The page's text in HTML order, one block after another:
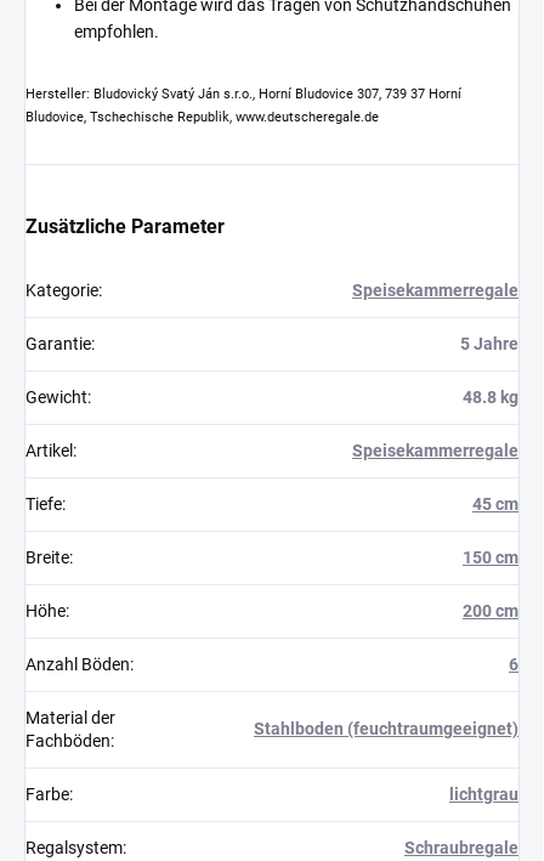
Bei der Montage wird das Tragen von Schutzhandschuhen
empfohlen.
Hersteller: Bludovický Svatý Ján s.r.o., Horní Bludovice 307, 739 37 Horní
Bludovice, Tschechische Republik, www.deutscheregale.de
Zusätzliche Parameter
Kategorie: Speisekammerregale
Garantie: 5 Jahre
Gewicht: 48.8 kg
Artikel : Speisekammerregale
Tiefe: 45 cm
Breite: 150 cm
Höhe: 200 cm
Anzahl Böden: 6
Material der
Fachböden:
Stahlboden (feuchtraumgeeignet)
Farbe: lichtgrau
Regalsystem: Schraubregale